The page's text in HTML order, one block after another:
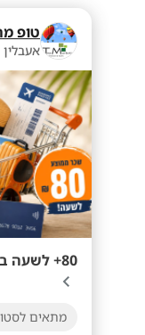
אעבלין
80+ לשעה בממוצע ! מכירות פרונטליות!
מתאים